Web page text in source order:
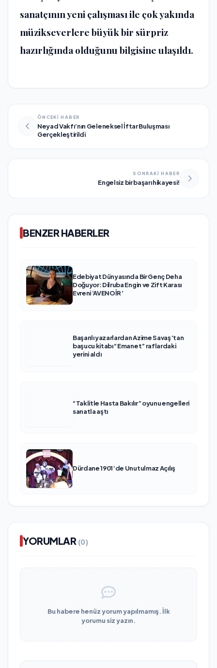
sanatçının yeni çalışması ile çok yakında
müzikseverlere büyük bir sürpriz
hazırlığında olduğunu bilgisine ulaşıldı.
ÖNCEKİ HABER
Neyad Vakfı’nın Geleneksel İftar Buluşması
Gerçekleştirildi
SONRAKİ HABER
Engelsiz bir başarı hikayesi!
BENZER HABERLER
Edebiyat Dünyasında Bir Genç Deha
Doğuyor: Dilruba Engin ve Zift Karası
Evreni ‘AVENOİR’
Başarılı yazarlardan Azime Savaş’tan
başucu kitabı “Emanet” raflardaki
yerini aldı
“Taklitle Hasta Bakılır” oyunu engelleri
sanatla aştı
Dürdane 1901’de Unutulmaz Açılış
YORUMLAR (0)
Bu habere henüz yorum yapılmamış. İlk
yorumu siz yazın.